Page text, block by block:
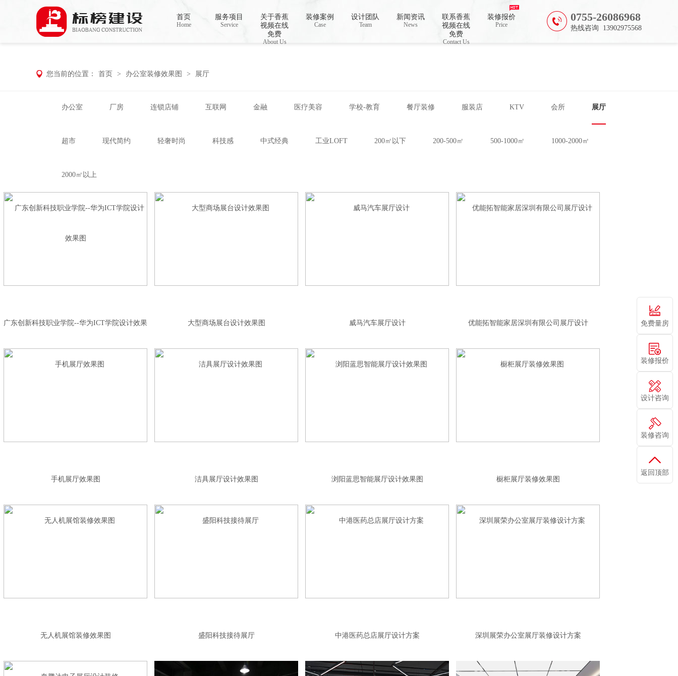
香蕉视频在线免费,香蕉视频导航,黄色香蕉视频下载,91香蕉APP成人污在线观看
0755-26086968
热线咨询 13902975568
首页
Home
服务项目
Service
关于香蕉
视频在线
免费
About Us
装修案例
Case
设计团队
Team
新闻资讯
News
联系香蕉
视频在线
免费
Contact Us
装修报价
Price
您当前的位置： 首页 > 办公室装修效果图 > 展厅
办公室 厂房 连锁店铺 互联网 金融 医疗美容 学校-教育 餐厅装修 服装店 KTV 会所 展厅
超市 现代简约 轻奢时尚 科技感 中式经典 工业LOFT 200㎡以下 200-500㎡ 500-1000㎡ 1000-2000㎡
2000㎡以上
广东创新科技职业学院--华为ICT学院设计效果 大型商场展台设计效果图 威马汽车展厅设计 优能拓智能家居深圳有限公司展厅设计
手机展厅效果图 洁具展厅设计效果图 浏阳蓝思智能展厅设计效果图 橱柜展厅装修效果图
无人机展馆装修效果图 盛阳科技接待展厅 中港医药总店展厅设计方案 深圳展荣办公室展厅装修设计方案
免费量房
装修报价
设计咨询
装修咨询
返回顶部